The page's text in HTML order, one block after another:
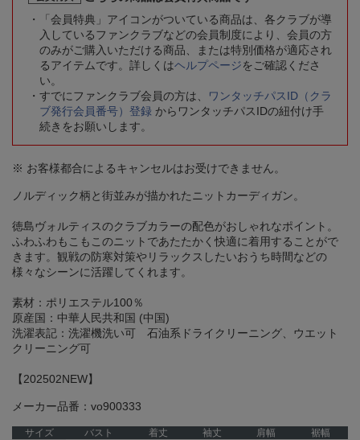
「会員特典」アイコンがついている商品は、各クラブが導
入しているファンクラブなどの会員制度により、会員の方
のみがご購入いただける商品、または特別価格が適応され
るアイテムです。詳しくはヘルプページをご確認くださ
い。
すでにファンクラブ会員の方は、
ワンタッチパスID（クラ
ブ発行会員番号）登録 からワンタッチパスIDの紐付け手
続きをお願いします。
※ お客様都合によるキャンセルはお受けできません。
ノルディック柄と街並みが描かれたニットカーディガン。
徳島ヴォルティスのクラブカラーの配色がおしゃれなポイント。
ふわふわもこもこのニットであたたかく快適に着用することがで
きます。観戦の防寒対策やリラックスしたいおうち時間などの
様々なシーンに活躍してくれます。
素材：ポリエステル100％
原産国：中華人民共和国 (中国)
洗濯表記：洗濯機洗い可 石油系ドライクリーニング、ウエット
クリーニング可
【202502NEW】
メーカー品番：vo900333
サイズ バスト 着丈 袖丈 肩幅 裾幅